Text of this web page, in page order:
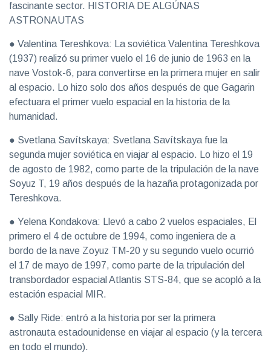
fascinante sector. HISTORIA DE ALGÚNAS
ASTRONAUTAS
● Valentina Tereshkova: La soviética Valentina Tereshkova
(1937) realizó su primer vuelo el 16 de junio de 1963 en la
nave Vostok-6, para convertirse en la primera mujer en salir
al espacio. Lo hizo solo dos años después de que Gagarin
efectuara el primer vuelo espacial en la historia de la
humanidad.
● Svetlana Savítskaya: Svetlana Savítskaya fue la
segunda mujer soviética en viajar al espacio. Lo hizo el 19
de agosto de 1982, como parte de la tripulación de la nave
Soyuz T, 19 años después de la hazaña protagonizada por
Tereshkova.
● Yelena Kondakova: Llevó a cabo 2 vuelos espaciales, El
primero el 4 de octubre de 1994, como ingeniera de a
bordo de la nave Zoyuz TM-20 y su segundo vuelo ocurrió
el 17 de mayo de 1997, como parte de la tripulación del
transbordador espacial Atlantis STS-84, que se acopló a la
estación espacial MIR.
● Sally Ride: entró a la historia por ser la primera
astronauta estadounidense en viajar al espacio (y la tercera
en todo el mundo).